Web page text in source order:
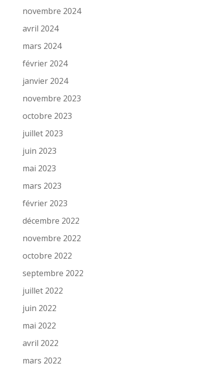
novembre 2024
avril 2024
mars 2024
février 2024
janvier 2024
novembre 2023
octobre 2023
juillet 2023
juin 2023
mai 2023
mars 2023
février 2023
décembre 2022
novembre 2022
octobre 2022
septembre 2022
juillet 2022
juin 2022
mai 2022
avril 2022
mars 2022